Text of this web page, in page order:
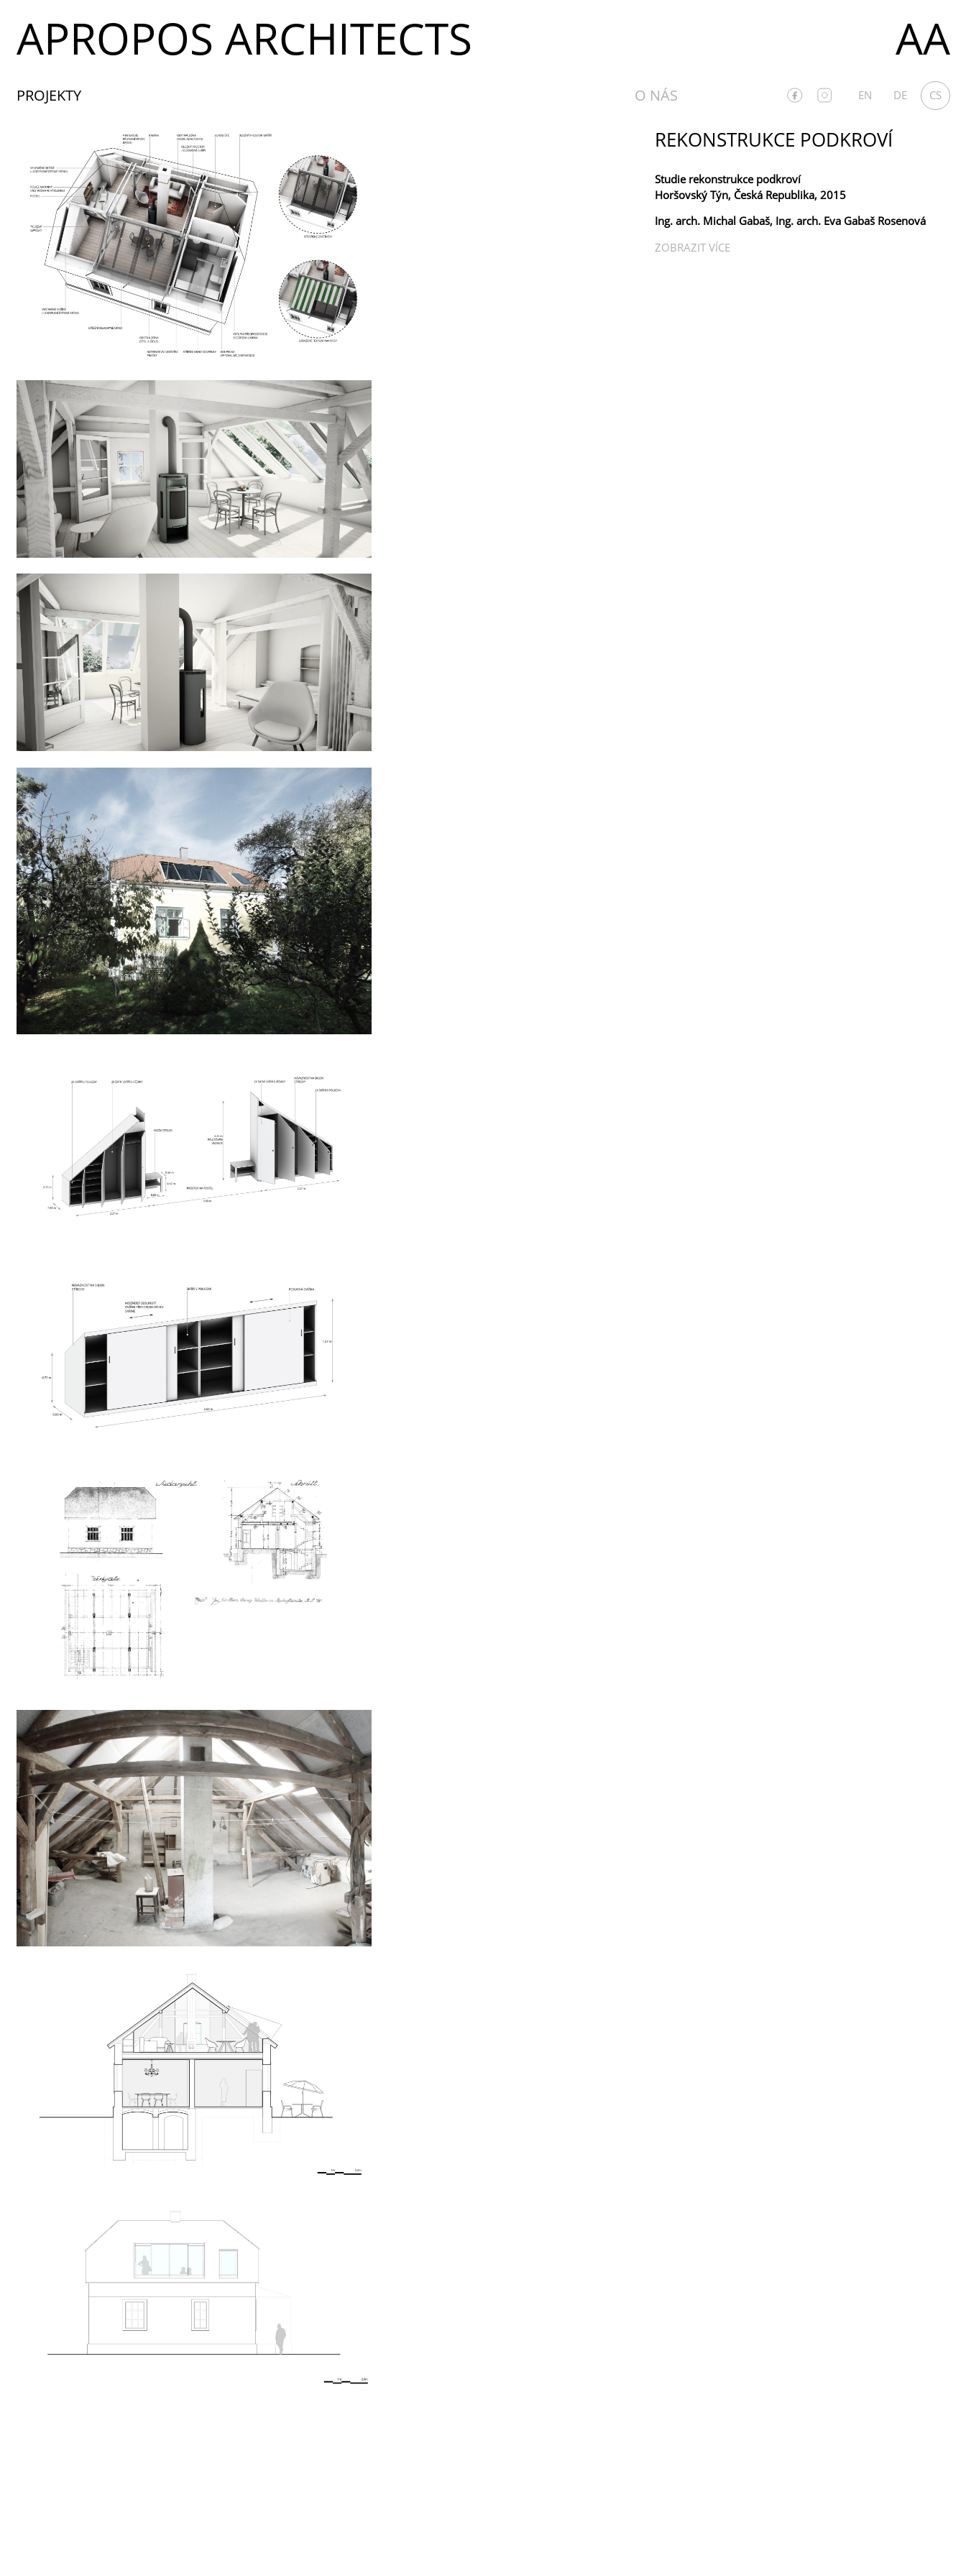
APROPOS ARCHITECTS AA
EN DE CS
PROJEKTY O NÁS
REKONSTRUKCE PODKROVÍ
Studie rekonstrukce podkroví
Horšovský Týn, Česká Republika, 2015
Ing. arch. Michal Gabaš, Ing. arch. Eva Gabaš Rosenová
ZOBRAZIT VÍCE